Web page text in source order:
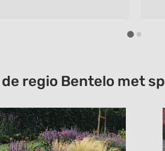
zijn gang te
mensen die werken.
Ik kan niet wachten
was me het geld
regio Bentelo met